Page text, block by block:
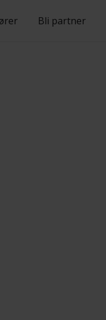
Bli partner